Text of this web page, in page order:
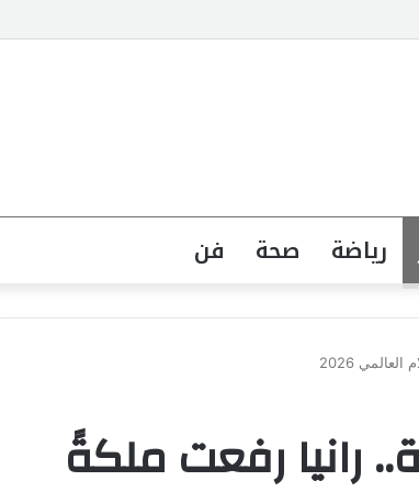
رياضة صحة فن
2026
رانيا رفعت ملكةً